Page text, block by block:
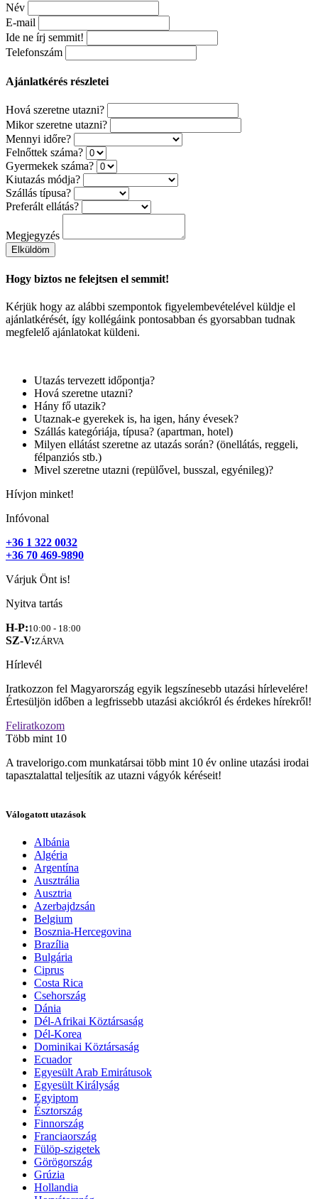
Név
E-mail
Ide ne írj semmit!
Telefonszám
Ajánlatkérés részletei
Hová szeretne utazni?
Mikor szeretne utazni?
Mennyi időre?
Felnőttek száma?
Gyermekek száma?
Kiutazás módja?
Szállás típusa?
Preferált ellátás?
Megjegyzés
Elküldöm
Hogy biztos ne felejtsen el semmit!
Kérjük hogy az alábbi szempontok figyelembevételével küldje el
ajánlatkérését, így kollégáink pontosabban és gyorsabban tudnak
megfelelő ajánlatokat küldeni.
Utazás tervezett időpontja?
Hová szeretne utazni?
Hány fő utazik?
Utaznak-e gyerekek is, ha igen, hány évesek?
Szállás kategóriája, típusa? (apartman, hotel)
Milyen ellátást szeretne az utazás során? (önellátás, reggeli,
félpanziós stb.)
Mivel szeretne utazni (repülővel, busszal, egyénileg)?
Hívjon minket!
Infóvonal
+36 1 322 0032
+36 70 469-9890
Várjuk Önt is!
Nyitva tartás
H-P:10:00 - 18:00
SZ-V:ZÁRVA
Hírlevél
Iratkozzon fel Magyarország egyik legszínesebb utazási hírlevelére!
Értesüljön időben a legfrissebb utazási akciókról és érdekes hírekről!
Feliratkozom
Több mint 10
A travelorigo.com munkatársai több mint 10 év online utazási irodai
tapasztalattal teljesítik az utazni vágyók kéréseit!
Válogatott utazások
Albánia
Algéria
Argentína
Ausztrália
Ausztria
Azerbajdzsán
Belgium
Bosznia-Hercegovina
Brazília
Bulgária
Ciprus
Costa Rica
Csehország
Dánia
Dél-Afrikai Köztársaság
Dél-Korea
Dominikai Köztársaság
Ecuador
Egyesült Arab Emirátusok
Egyesült Királyság
Egyiptom
Észtország
Finnország
Franciaország
Fülöp-szigetek
Görögország
Grúzia
Hollandia